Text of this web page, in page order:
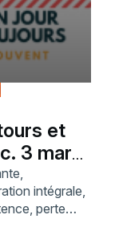
et
3 mars
intégrale,
perte